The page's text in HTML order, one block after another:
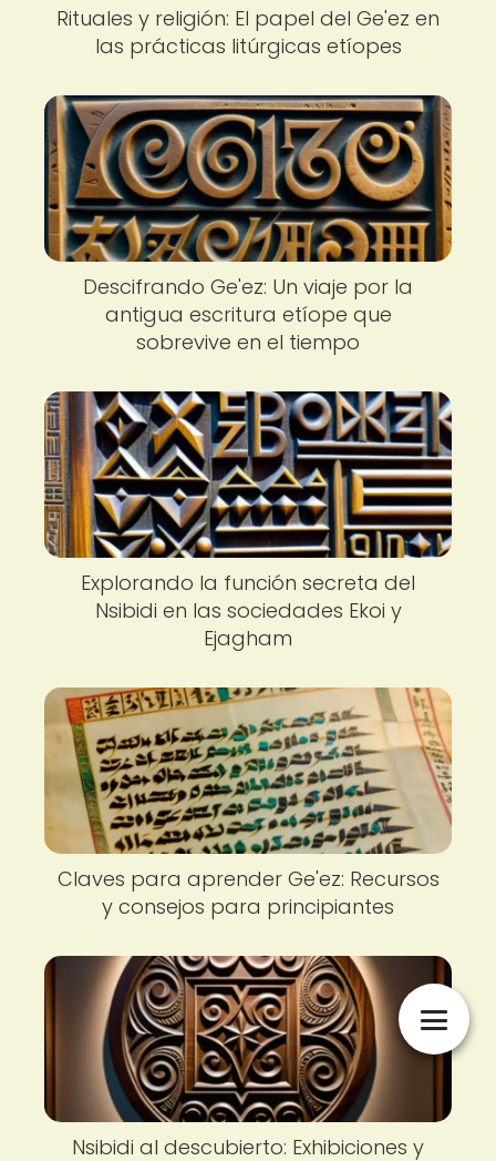
Rituales y religión: El papel del Ge'ez en
las prácticas litúrgicas etíopes
Descifrando Ge'ez: Un viaje por la
antigua escritura etíope que
sobrevive en el tiempo
Explorando la función secreta del
Nsibidi en las sociedades Ekoi y
Ejagham
Claves para aprender Ge'ez: Recursos
y consejos para principiantes
Nsibidi al descubierto: Exhibiciones y